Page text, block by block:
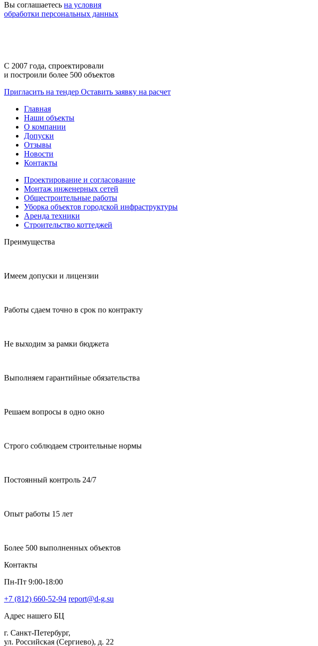
Вы соглашаетесь на условия
обработки персональных данных
С 2007 года, спроектировали
и построили более 500 объектов
Пригласить на тендер Оставить заявку на расчет
Главная
Наши объекты
О компании
Допуски
Отзывы
Новости
Контакты
Проектирование и согласование
Монтаж инженерных сетей
Общестроительные работы
Уборка объектов городской инфраструктуры
Аренда техники
Строительство коттеджей
Преимущества
Имеем допуски и лицензии
Работы сдаем точно в срок по контракту
Не выходим за рамки бюджета
Выполняем гарантийные обязательства
Решаем вопросы в одно окно
Строго соблюдаем строительные нормы
Постоянный контроль 24/7
Опыт работы 15 лет
Более 500 выполненных объектов
Контакты
Пн-Пт 9:00-18:00
+7 (812) 660-52-94 report@d-g.su
Адрес нашего БЦ
г. Санкт-Петербург,
ул. Российская (Сергиево), д. 22